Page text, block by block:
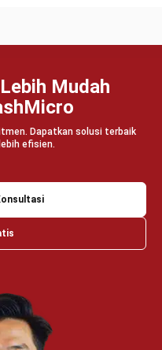
Mudah
Dapatkan solusi terbaik
efisien.